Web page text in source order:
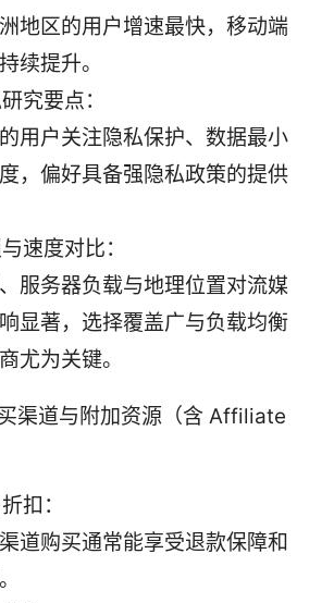
地区的用户增速最快，移动端
续提升。
究要点：
用户关注隐私保护、数据最小
，偏好具备强隐私政策的提供
速度对比：
服务器负载与地理位置对流媒
显著，选择覆盖广与负载均衡
尤为关键。
渠道与附加资源（含 Affiliate
扣：
道购买通常能享受退款保障和